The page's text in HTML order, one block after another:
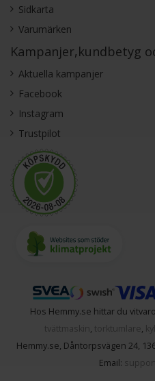
Sidkarta
Varumärken
Kampanjer,kundbetyg
Aktuella kampanjer
Facebook
Instagram
Trustpilot
Hos Hemmy.se hittar du
tvättmaskin , torktumlare ,
Hemmy.se, Dåntorpsvägen 24,
Email: